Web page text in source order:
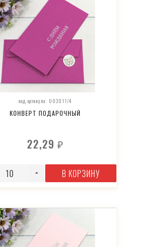
код артикула: 003011/4
КОНВЕРТ ПОДАРОЧНЫЙ
22,29₽
В КОРЗИНУ